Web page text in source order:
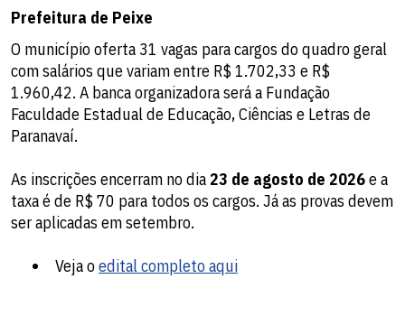
Prefeitura de Peixe
O município oferta 31 vagas para cargos do quadro geral
com salários que variam entre R$ 1.702,33 e R$
1.960,42. A banca organizadora será a Fundação
Faculdade Estadual de Educação, Ciências e Letras de
Paranavaí.
As inscrições encerram no dia 23 de agosto de 2026e a
taxa é de R$ 70 para todos os cargos. Já as provas devem
ser aplicadas em setembro.
Veja oedital completo aqui